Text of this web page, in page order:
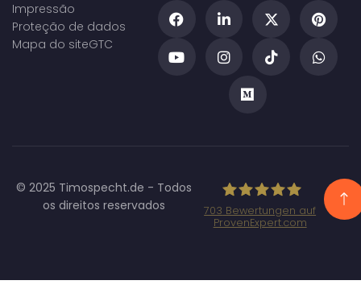
Impressão
Proteção de dados
Mapa do siteGTC
© 2025 Timospecht.de - Todos
os direitos reservados
Marketing GmbH
703 Bewertungen auf
ProvenExpert.com